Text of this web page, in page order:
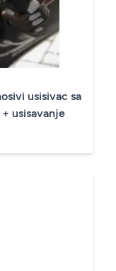
usisivac sa
usisavanje